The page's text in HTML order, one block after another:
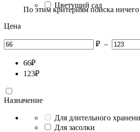
Цветущий сад
По этим критериям поиска
Цена
₽ –
66₽
123₽
Назначение
Для длительного
Для засолки